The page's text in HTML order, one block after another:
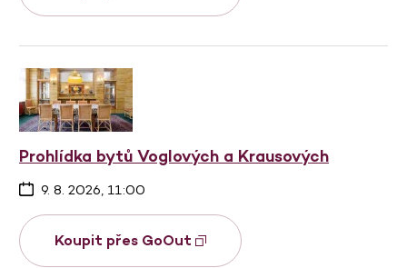
Prohlídka bytů Voglových a Krausových
9. 8. 2026, 11:00
Koupit přes GoOut